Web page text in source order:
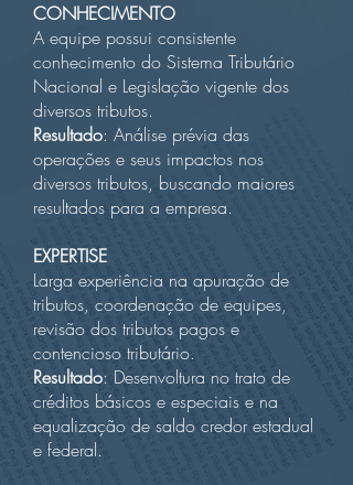
CONHECIMENTO
A equipe possui consistente
conhecimento do Sistema Tributário
Nacional e Legislação vigente dos
diversos tributos.
Resultado: Análise prévia das
operações e seus impactos nos
diversos tributos, buscando maiores
resultados para a empresa.
EXPERTISE
Larga experiência na apuração de
tributos, coordenação de equipes,
revisão dos tributos pagos e
contencioso tributário.
Resultado: Desenvoltura no trato de
créditos básicos e especiais e na
equalização de saldo credor estadual
e federal.